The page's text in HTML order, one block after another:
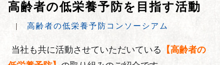
高齢者の低栄養予防を目指す活動
| 高齢者の低栄養予防コンソーシアム
当社も共に活動させていただいている 【高齢者の